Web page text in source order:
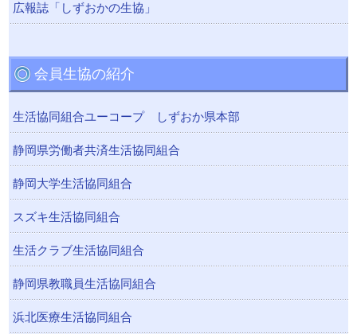
広報誌「しずおかの生協」
会員生協の紹介
生活協同組合ユーコープ しずおか県本部
静岡県労働者共済生活協同組合
静岡大学生活協同組合
スズキ生活協同組合
生活クラブ生活協同組合
静岡県教職員生活協同組合
浜北医療生活協同組合